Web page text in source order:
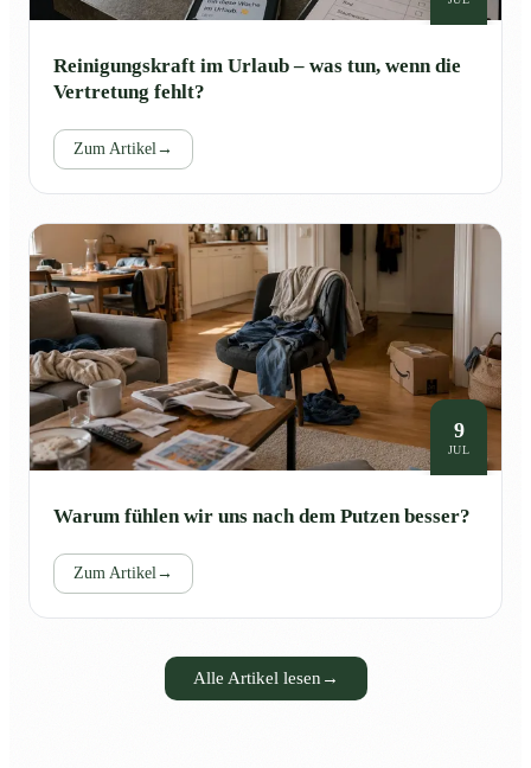
Reinigungskraft im Urlaub – was tun, wenn die
Vertretung fehlt?
Zum Artikel→
9
JUL
Warum fühlen wir uns nach dem Putzen besser?
Zum Artikel→
Alle Artikel lesen →